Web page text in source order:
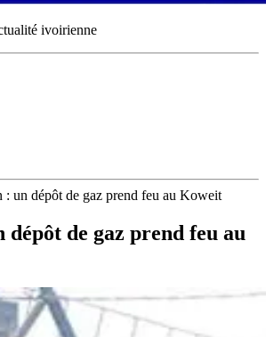
ivoirienne
: un dépôt de gaz prend feu au Koweit
dépôt de gaz prend feu au